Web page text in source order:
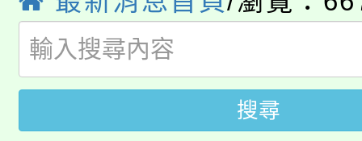
開!
115年桃園市運動會8/
田徑場及游泳池舉行。
桃園市低收入戶享有免
視費優惠，中低收入戶
大園自造教育及科技
搜尋